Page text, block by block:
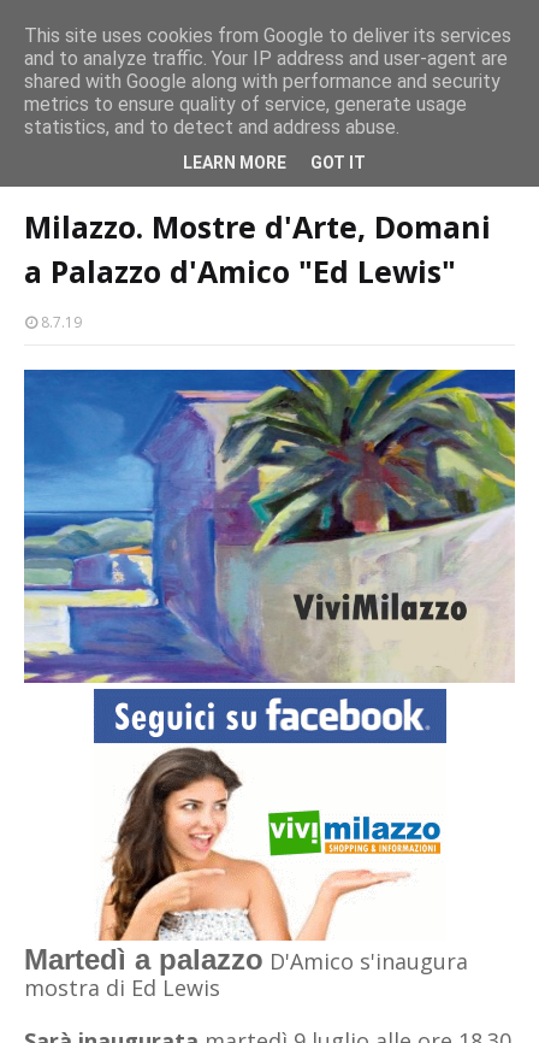
Milazzo 28ª Sagra del Pesce a Vaccarella: il programma
EVENTI
Milazzo. Mostre d'Arte, Domani a Palazzo d'Amico
Milazzo. Mostre d'Arte, Domani
a Palazzo d'Amico "Ed Lewis"
8.7.19
Martedì a palazzo D'Amico s'inaugura
mostra di Ed Lewis
This site uses cookies from Google to deliver its services
and to analyze traffic. Your IP address and user-agent are
shared with Google along with performance and security
metrics to ensure quality of service, generate usage
statistics, and to detect and address abuse.
LEARN MORE GOT IT